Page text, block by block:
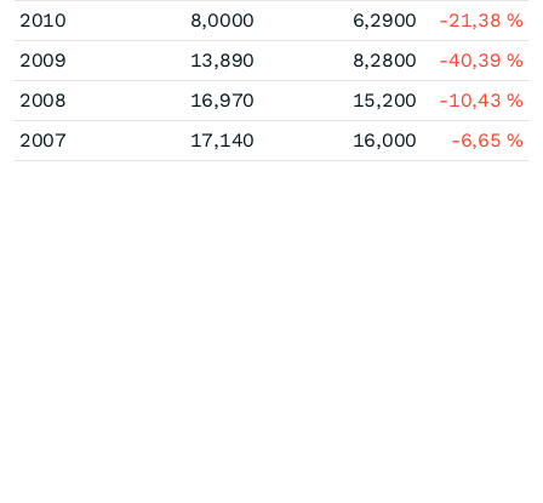
2010
8,0000 6,2900 -21,38%
2009
13,890 8,2800 -40,39%
2008
16,970 15,200 -10,43%
2007
17,140 16,000 -6,65%